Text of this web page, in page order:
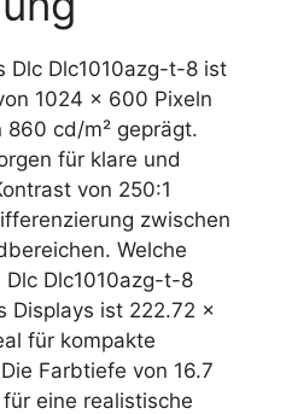
Dlc Dlc1010azg-t-8 ist
1024 x 600 Pixeln
860 cd/m² geprägt.
für klare und
von 250:1
zwischen
Welche
Dlc1010azg-t-8
Displays ist 222.72 x
für kompakte
Farbtiefe von 16.7
eine realistische